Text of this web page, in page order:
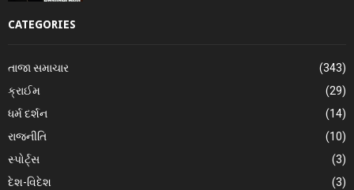
CATEGORIES
તાજા સમાચાર
(343)
ક્રાઈમ
(29)
ધર્મ દર્શન
(14)
રાજનીતિ
(10)
સ્પોર્ટ્સ
(3)
દેશ-વિદેશ
(3)